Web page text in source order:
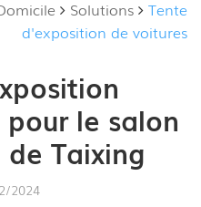
Solutions
Tente
d'exposition de voitures
le salon
Taixing
2024